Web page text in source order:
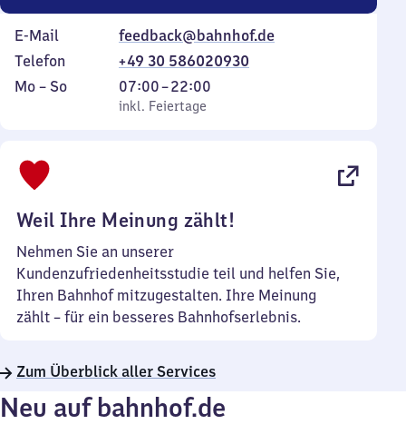
E-Mail
feedback@bahnhof.de
Telefon
+49 30 586020930
Montag
Mo – So,
inkl. Feiertage
07:00–22:00
Von
7
inkl. Feiertage
Weil Ihre Meinung zählt!
Nehmen Sie an unserer
Kundenzufriedenheitsstudie teil und helfen Sie,
Ihren Bahnhof mitzugestalten. Ihre Meinung
zählt – für ein besseres Bahnhofserlebnis.
Zum Überblick aller Services
Neu auf bahnhof.de